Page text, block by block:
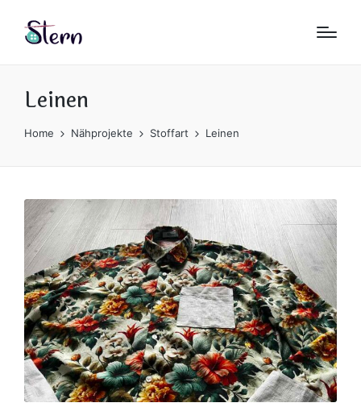
Leinen
Home Nähprojekte Stoffart Leinen